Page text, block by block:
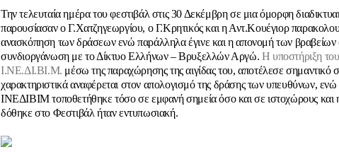
Την τελευταία ημέρα του φεστιβάλ στις 30 Δεκέμβρη σε μια όμορφη
παρουσίασαν ο Γ.Χατζηγεωργίου, ο Γ.Κρητικός και η Αντ.Κουέγιορ
ανασκόπηση των δράσεων ενώ παράλληλα έγινε και η απονομή των βραβείων
συνδιοργάνωση με το Δίκτυο Ελλήνων – Βρυξελλών Αργώ. Η υποστήριξη του
Ι.ΝΕ.ΔΙ.ΒΙ.Μ. μέσω της παραχώρησης της αιγίδας του, αποτέλεσε σημαντικό
χαρακτηριστικά αναφέρεται στον απολογισμό της δράσης των υπευθύνων,
ΙΝΕΔΙΒΙΜ τοποθετήθηκε τόσο σε εμφανή σημεία όσο και σε ιστοχώρους και
δόθηκε στο Φεστιβάλ ήταν εντυπωσιακή.